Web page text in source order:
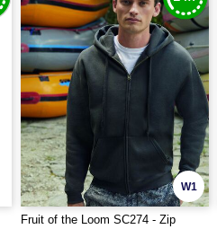
W1
Fruit of the Loom SC274 - Zip